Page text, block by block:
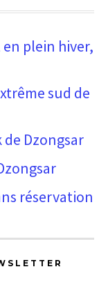
plein hiver,
sud de
Dzongsar
réservation